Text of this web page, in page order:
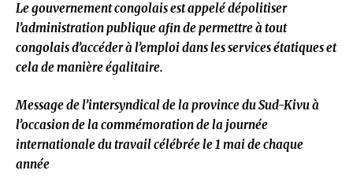
Le gouvernement congolais est appelé dépolitiser
l’administration publique afin de permettre à tout
congolais d’accéder à l’emploi dans les services étatiques et
cela de manière égalitaire.
Message de l’intersyndical de la province du Sud-Kivu à
l’occasion de la commémoration de la journée
internationale du travail célébrée le 1 mai de chaque
année